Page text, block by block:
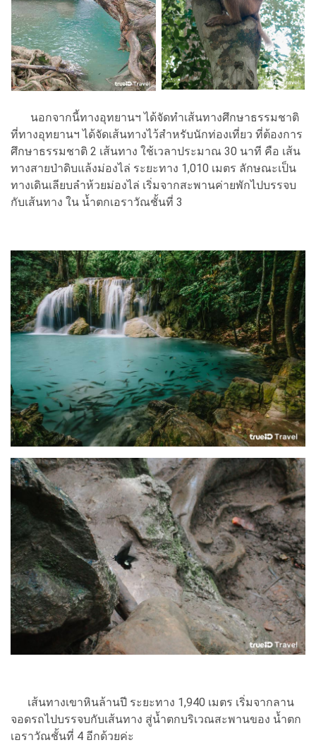
นอกจากนี้ทางอุทยานฯ ได้จัดทำเส้นทางศึกษาธรรมชาติ
ที่ทางอุทยานฯ ได้จัดเส้นทางไว้สำหรับนักท่องเที่ยว ที่ต้องการ
ศึกษาธรรมชาติ 2 เส้นทาง ใช้เวลาประมาณ 30 นาที คือ เส้น
ทางสายป่าดิบแล้งม่องไล่ ระยะทาง 1,010 เมตร ลักษณะเป็น
ทางเดินเลียบลำห้วยม่องไล่ เริ่มจากสะพานค่ายพักไปบรรจบ
กับเส้นทาง ใน น้ำตกเอราวัณชั้นที่ 3
เส้นทางเขาหินล้านปี ระยะทาง 1,940 เมตร เริ่มจากลาน
จอดรถไปบรรจบกับเส้นทาง สู่น้ำตกบริเวณสะพานของ น้ำตก
เอราวัณชั้นที่ 4 อีกด้วยค่ะ